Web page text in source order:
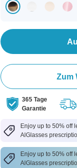
Zum
365 Tage
Garantie
Enjoy up to 50% off
AlGlasses
Enjoy up to 50% off
AlGlasses